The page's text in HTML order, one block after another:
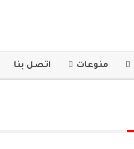
منوعات اتصل بنا